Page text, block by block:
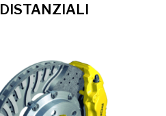
DISTANZIALI